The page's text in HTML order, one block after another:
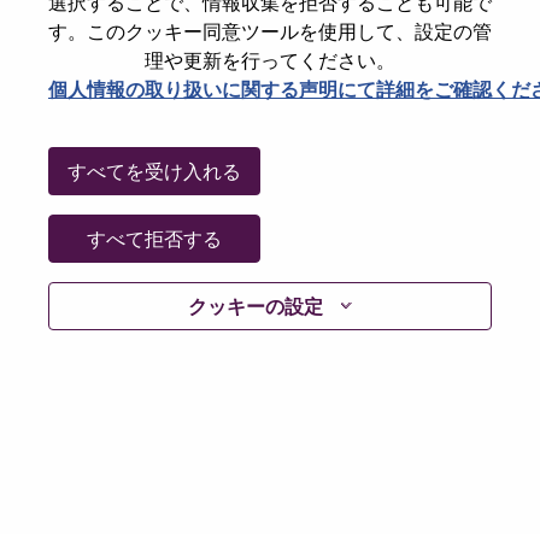
す。このクッキー同意ツールを使用して、設定の管
理や更新を行ってください。
個人情報の取り扱いに関する声明にて詳細をご確認くだ
クッキーの設定
すべてを受け入れる
すべて拒否する
E-mail*
Go Back
Lenovo.com